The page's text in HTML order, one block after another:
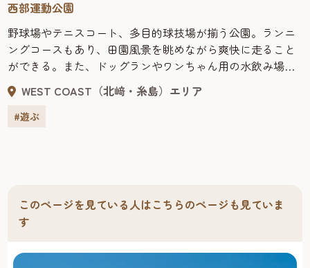
西部運動公園
野球場やテニスコート、多目的球技場が揃う公園。ランニ
ングコースもあり、田園風景を眺めながら爽快に走ること
ができる。また、ドッグランやワンちゃん用の水飲み場な
ども完備しているので、ペット連れで訪れている人も多
い。WEST COAST（北﨑・糸島）エリア
#遊ぶ
このページを見ている人はこちらのページも見ていま
す